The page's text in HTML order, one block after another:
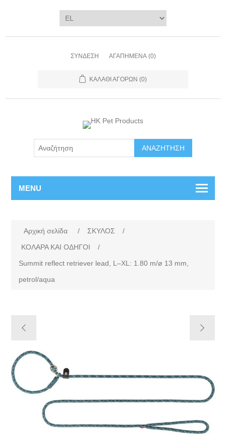
ΣΎΝΔΕΣΗ ΑΓΑΠΗΜΈΝΑ (0)
ΚΑΛΆΘΙ ΑΓΟΡΏΝ (0)
ΑΝΑΖΉΤΗΣΗ
MENU
Αρχική σελίδα / ΣΚΥΛΟΣ
/
ΚΟΛΑΡΑ ΚΑΙ ΟΔΗΓΟΙ
/
Summit reflect retriever lead, L–XL: 1.80 m/ø 13 mm,
petrol/aqua